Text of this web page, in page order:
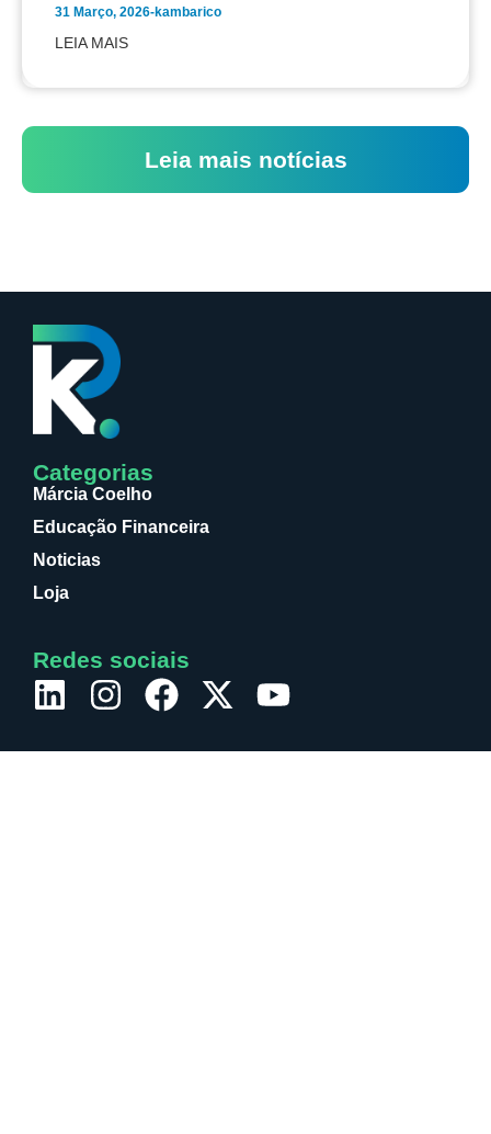
31 Março, 2026-kambarico
LEIA MAIS
Leia mais notícias
Categorias
Márcia Coelho
Educação Financeira
Noticias
Loja
Redes sociais